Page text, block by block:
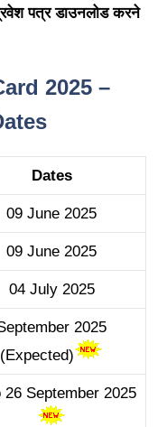
पत्र डाउनलोड करने
2025 –
Dates
09 June 2025
09 June 2025
04 July 2025
2025
(Expected)
26 September 2025